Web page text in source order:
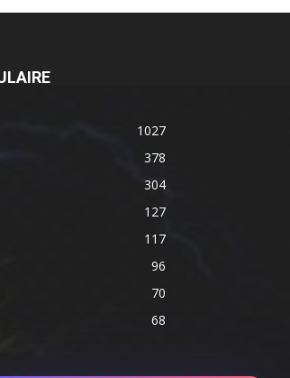
1027
378
304
127
117
96
70
68